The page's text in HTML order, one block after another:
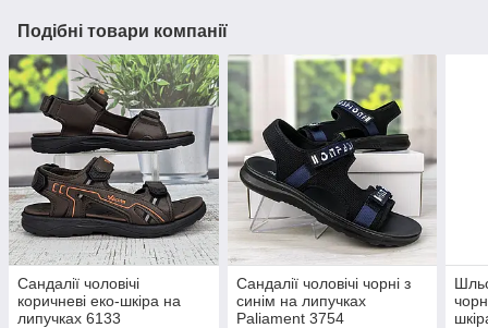
Подібні товари компанії
Сандалії чоловічі
коричневі еко-шкіра на
липучках 6133
Сандалії чоловічі чорні з
синім на липучках
Paliament 3754